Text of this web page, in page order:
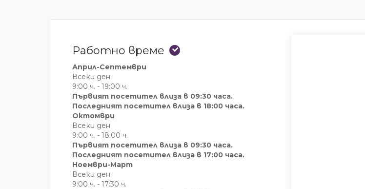
Работно време
Април-Септември
Всеки ден
9:00 ч. - 19:00 ч.
Първият посетител влиза в 09:30 часа.
Последният посетител влиза в 18:00 часа.
Октомври
Всеки ден
9:00 ч. - 18:00 ч.
Първият посетител влиза в 09:30 часа.
Последният посетител влиза в 17:00 часа.
Ноември-Март
Всеки ден
9:00 ч. - 17:30 ч.